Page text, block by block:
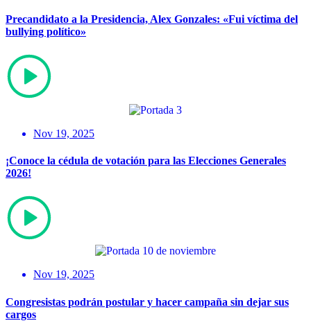
Precandidato a la Presidencia, Alex Gonzales: «Fui víctima del
bullying político»
Nov 19, 2025
¡Conoce la cédula de votación para las Elecciones Generales
2026!
Nov 19, 2025
Congresistas podrán postular y hacer campaña sin dejar sus
cargos